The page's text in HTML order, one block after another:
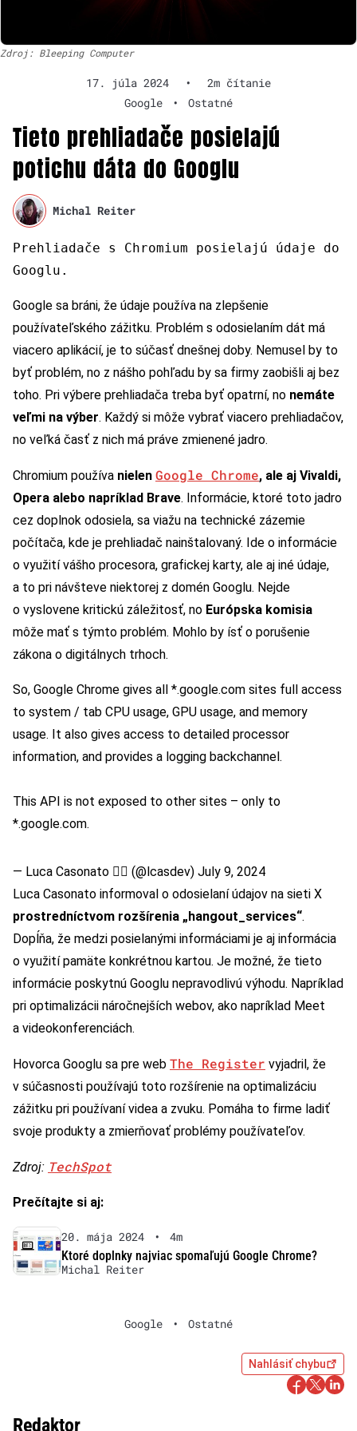
Zdroj: Bleeping Computer
17. júla 2024 •
2m čítanie
Google
• Ostatné
Tieto prehliadače posielajú
potichu dáta do Googlu
Michal Reiter
Prehliadače s Chromium posielajú údaje do
Googlu.
Google sa bráni, že údaje používa na zlepšenie
používateľského zážitku. Problém s odosielaním dát má
viacero aplikácií, je to súčasť dnešnej doby. Nemusel by to
byť problém, no z nášho pohľadu by sa firmy zaobišli aj bez
toho. Pri výbere prehliadača treba byť opatrní, no nemáte
veľmi na výber. Každý si môže vybrať viacero prehliadačov,
no veľká časť z nich má práve zmienené jadro.
Chromium používa nielen Google Chrome, ale aj Vivaldi,
Opera alebo napríklad Brave. Informácie, ktoré toto jadro
cez doplnok odosiela, sa viažu na technické zázemie
počítača, kde je prehliadač nainštalovaný. Ide o informácie
o využití vášho procesora, grafickej karty, ale aj iné údaje,
a to pri návšteve niektorej z domén Googlu. Nejde
o vyslovene kritickú záležitosť, no Európska komisia
môže mať s týmto problém. Mohlo by ísť o porušenie
zákona o digitálnych trhoch.
So, Google Chrome gives all *.google.com sites full access
to system / tab CPU usage, GPU usage, and memory
usage. It also gives access to detailed processor
information, and provides a logging backchannel.
This API is not exposed to other sites – only to
*.google.com.
— Luca Casonato 🏳️‍🌈 (@lcasdev) July 9, 2024
Luca Casonato informoval o odosielaní údajov na sieti X
prostredníctvom rozšírenia „hangout_services“.
Dopĺňa, že medzi posielanými informáciami je aj informácia
o využití pamäte konkrétnou kartou. Je možné, že tieto
informácie poskytnú Googlu nepravodlivú výhodu. Napríklad
pri optimalizácii náročnejších webov, ako napríklad Meet
a videokonferenciách.
Hovorca Googlu sa pre web The Register vyjadril, že
v súčasnosti používajú toto rozšírenie na optimalizáciu
zážitku pri používaní videa a zvuku. Pomáha to firme ladiť
svoje produkty a zmierňovať problémy používateľov.
Zdroj: TechSpot
Prečítajte si aj:
20. mája 2024 •
4m
Ktoré doplnky najviac spomaľujú Google Chrome?
Michal Reiter
Google • Ostatné
Nahlásiť chybu
Redaktor